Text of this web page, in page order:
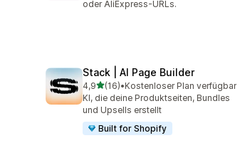
oder AliExpress-URLs.
Stack | AI Page Builder
4,9von 5 Sternen
(16)
16 Rezensionen insgesamt
•Kostenloser Plan verfügbar
KI, die deine Produktseiten, Bundles
und Upsells erstellt
Built for Shopify